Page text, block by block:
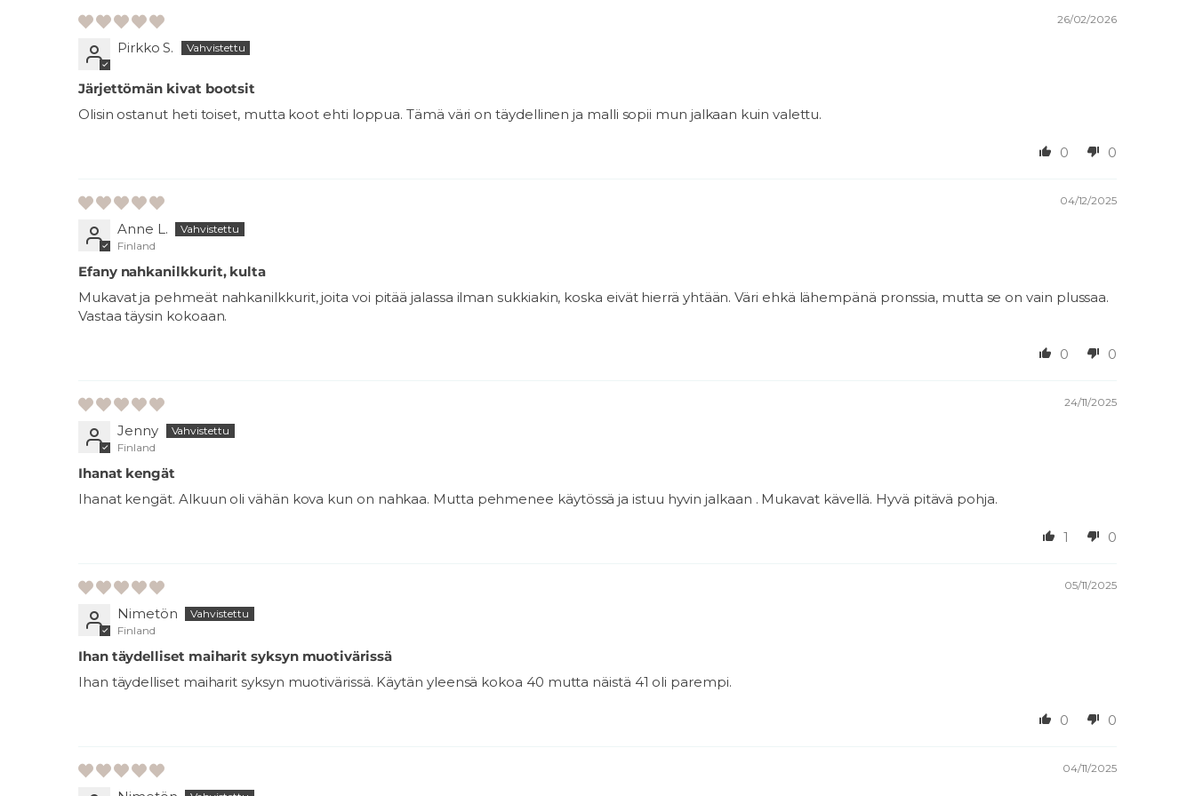
26/02/2026
Pirkko S.
Järjettömän kivat bootsit
Olisin ostanut heti toiset, mutta koot ehti loppua. Tämä väri on täydellinen ja malli sopii mun jalkaan kuin valettu.
0 0
04/12/2025
Anne L.
Finland
Efany nahkanilkkurit, kulta
Mukavat ja pehmeät nahkanilkkurit, joita voi pitää jalassa ilman sukkiakin, koska eivät hierrä yhtään. Väri ehkä lähempänä pronssia, mutta se on vain plussaa.
Vastaa täysin kokoaan.
0 0
24/11/2025
Jenny
Finland
Ihanat kengät
Ihanat kengät. Alkuun oli vähän kova kun on nahkaa. Mutta pehmenee käytössä ja istuu hyvin jalkaan . Mukavat kävellä. Hyvä pitävä pohja.
1 0
05/11/2025
Nimetön
Finland
Ihan täydelliset maiharit syksyn muotivärissä
Ihan täydelliset maiharit syksyn muotivärissä. Käytän yleensä kokoa 40 mutta näistä 41 oli parempi.
0 0
04/11/2025